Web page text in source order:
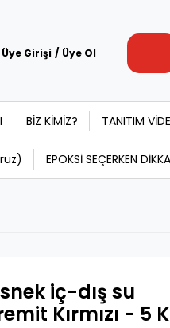
Üye Girişi / Üye Ol
BİZ KİMİZ? TANITIM
EPOKSİ SEÇERKEN
iç-dış su
Kırmızı - 5